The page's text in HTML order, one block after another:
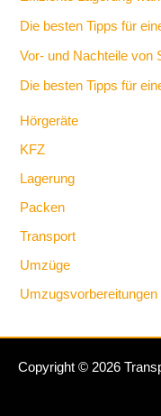
Die besten Tipps für
Vor- und Nachteile von
Die besten Tipps für
Hörgeräte
KFZ
Lagerung
Packen
Transport
Umzüge
Umzugsvorbereitungen
Copyright © 2026